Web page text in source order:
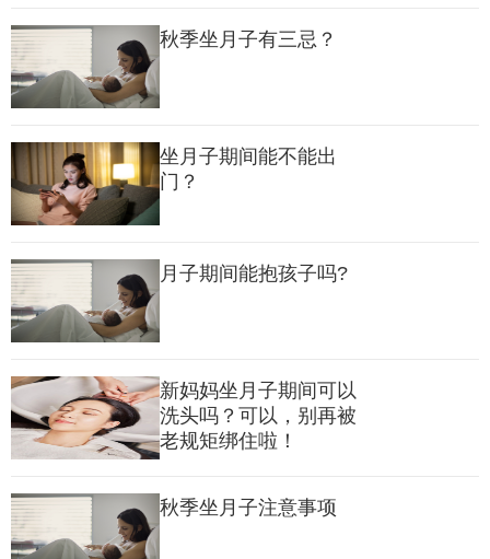
鸡蛋含有优质蛋白和丰富的铁元素，是产后补充营养的理想选
择。尤其是蛋黄部分，铁含量高，易于吸收，可以帮助改善头晕
和乏力的症状。
5、瘦肉（如猪肉、牛肉）
红肉含有丰富的血红素铁，易于被身体吸收，能够快速补血。此
6、菠菜
菠菜富含铁、叶酸和维生素C，有助于补血，并促进血液循环。
不过需要注意的是，菠菜与钙质同时摄入会影响钙的吸收，适量
食用即可。
二、 坐月子补气血的食谱推荐
秋季坐月子有三忌？
坐月子期间能不能出
门？
月子期间能抱孩子吗?
新妈妈坐月子期间可以
洗头吗？可以，别再被
老规矩绑住啦！
秋季坐月子注意事项